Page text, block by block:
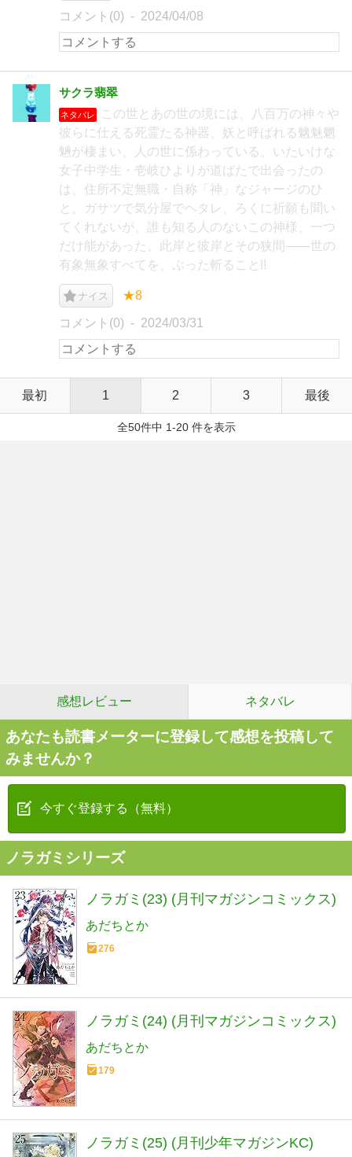
コメント(0) 2024/04/08
サクラ翡翠
ネタバレ
この世とあの世の境には、八百万の神々や
彼らに仕える死霊たる神器、妖と呼ばれる魑魅魍
魎が棲まい、人の世に係わっている。いたいけな
女子中学生・壱岐ひよりが道ばたで出会ったの
は、住所不定無職・自称「神」なジャージのひ
と。ガサツで気分屋でヘタレ、ろくに祈願も聞い
てくれないが、誰も知る人のないこの神様、一つ
だけ能があった。此岸と彼岸とその狭間――世の
有象無象すべてを、ぶった斬ること!!
ナイス ★8
コメント(0) 2024/03/31
最初 1 2 3 最後
全50件中 1-20 件を表示
感想レビュー ネタバレ
あなたも読書メーターに登録して感想を投稿して
みませんか？
今すぐ登録する（無料）
ノラガミシリーズ
ノラガミ(23) (月刊マガジンコミックス)
あだちとか
276
ノラガミ(24) (月刊マガジンコミックス)
あだちとか
179
ノラガミ(25) (月刊少年マガジンKC)